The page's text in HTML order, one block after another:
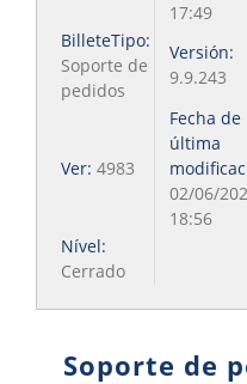
17:49
BilleteTipo:
Soporte de
pedidos
Versión:
9.9.243
Ver: 4983
Fecha de
última
02/06/
18:56
Nível:
Cerrado
Soporte de